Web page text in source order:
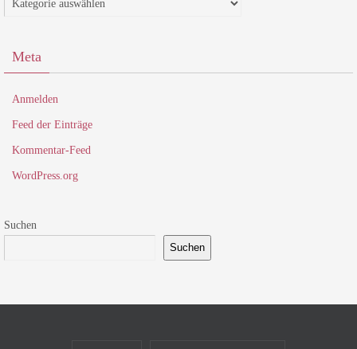
Meta
Anmelden
Feed der Einträge
Kommentar-Feed
WordPress.org
Suchen
Suchen